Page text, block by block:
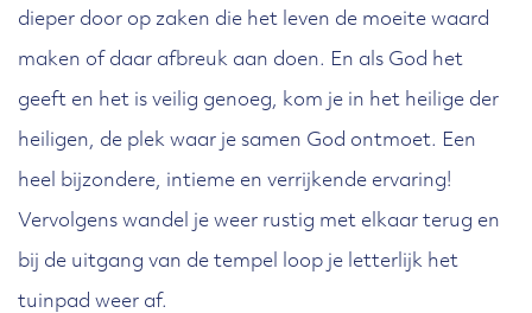
dieper door op zaken die het leven de moeite waard
maken of daar afbreuk aan doen. En als God het
geeft en het is veilig genoeg, kom je in het heilige der
heiligen, de plek waar je samen God ontmoet. Een
heel bijzondere, intieme en verrijkende ervaring!
Vervolgens wandel je weer rustig met elkaar terug en
bij de uitgang van de tempel loop je letterlijk het
tuinpad weer af.